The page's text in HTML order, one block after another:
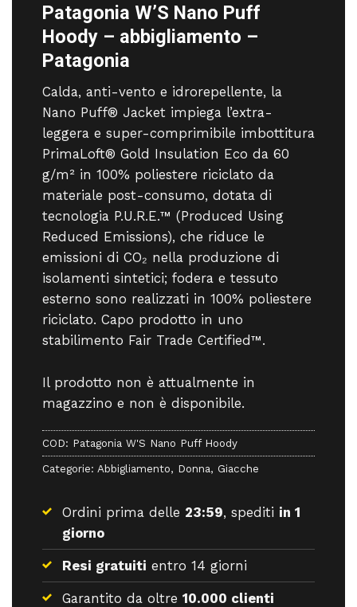
Patagonia W’S Nano Puff
Hoody – abbigliamento –
Patagonia
Calda, anti-vento e idrorepellente, la
Nano Puff® Jacket impiega l’extra-
leggera e super-comprimibile imbottitura
PrimaLoft® Gold Insulation Eco da 60
g/m² in 100% poliestere riciclato da
materiale post-consumo, dotata di
tecnologia P.U.R.E.™ (Produced Using
Reduced Emissions), che riduce le
emissioni di CO₂ nella produzione di
isolamenti sintetici; fodera e tessuto
esterno sono realizzati in 100% poliestere
riciclato. Capo prodotto in uno
stabilimento Fair Trade Certified™.
Il prodotto non è attualmente in
magazzino e non è disponibile.
COD: Patagonia W'S Nano Puff Hoody
Categorie: Abbigliamento, Donna, Giacche
Ordini prima delle 23:59, spediti in 1
giorno
Resi gratuiti entro 14 giorni
Garantito da oltre 10.000 clienti